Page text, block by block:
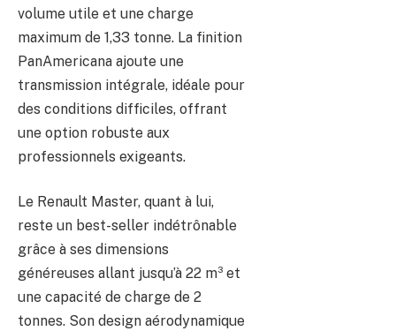
volume utile et une charge
maximum de 1,33 tonne. La finition
PanAmericana ajoute une
transmission intégrale, idéale pour
des conditions difficiles, offrant
une option robuste aux
professionnels exigeants.
Le Renault Master, quant à lui,
reste un best-seller indétrônable
grâce à ses dimensions
généreuses allant jusqu’à 22 m³ et
une capacité de charge de 2
tonnes. Son design aérodynamique